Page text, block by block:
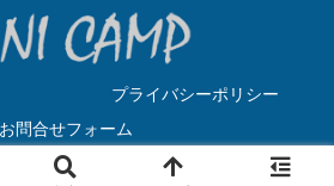
プライバシーポリシー
お問合せフォーム
カニキャンプ All Rights Reserved.